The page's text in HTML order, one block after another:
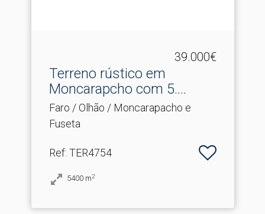
39.000€
Terreno rústico em
Moncarapcho com 5.​
400m2.
Faro / Olhão / Moncarapacho e
Fuseta
Ref: TER4754
5400 m2